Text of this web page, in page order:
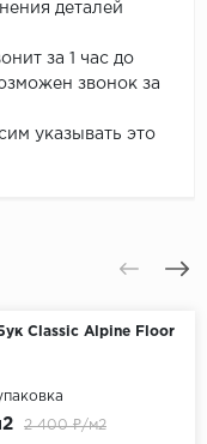
деталей
за 1 час до
звонок за
указывать это
Classic Alpine Floor
2 400 ₽/м2